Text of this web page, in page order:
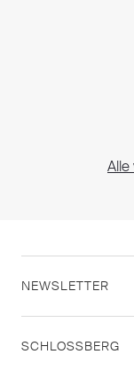
Alle
NEWSLETTER
SCHLOSSBERG